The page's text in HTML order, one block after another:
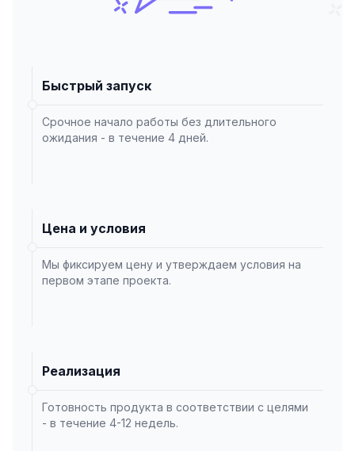
Быстрый запуск
Срочное начало работы без длительного
ожидания - в течение 4 дней.
Цена и условия
Мы фиксируем цену и утверждаем условия на
первом этапе проекта.
Реализация
Готовность продукта в соответствии с целями
- в течение 4-12 недель.